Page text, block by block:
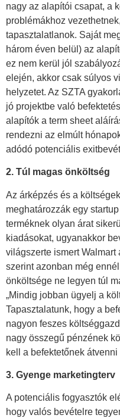
nagy az alapítói csapat, a
problémákhoz
tapasztalatlanok. Saját
három éven belül) az
ez nem kerül jól
elején, akkor csak súlyos
helyzetet. Az SZTA
jó projektbe való
alapítók a term sheet
rendezni az elmúlt
adódó potenciális
2. Túl magas önköltség
Az árképzés és a
meghatározzák egy
terméknek olyan árat
kiadásokat, ugyanakkor
világszerte ismert
szerint azonban még
önköltsége ne legyen túl
„Mindig jobban ügyelj a
Tapasztalatunk, hogy a
nagyon feszes
nagy összegű pénzének
kell a befektetőnek
3. Gyenge marketingterv
A potenciális fogyasztók
hogy valós bevételre